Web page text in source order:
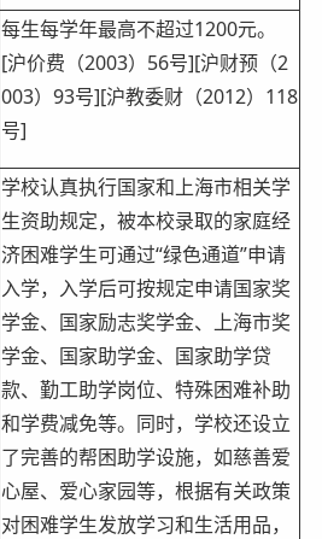
每生每学年最高不超过1200元。
[沪价费（2003）56号][沪财预（2
003）93号][沪教委财（2012）118
号]
学校认真执行国家和上海市相关学
生资助规定，被本校录取的家庭经
济困难学生可通过“绿色通道”申请
入学，入学后可按规定申请国家奖
学金、国家励志奖学金、上海市奖
学金、国家助学金、国家助学贷
款、勤工助学岗位、特殊困难补助
和学费减免等。同时，学校还设立
了完善的帮困助学设施，如慈善爱
心屋、爱心家园等，根据有关政策
对困难学生发放学习和生活用品，